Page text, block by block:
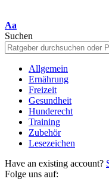
Schriftgrößenanpassung
Aa
Suchen
Allgemein
Ernährung
Freizeit
Gesundheit
Hunderecht
Training
Zubehör
Lesezeichen
Have an existing account?
Folge uns auf: